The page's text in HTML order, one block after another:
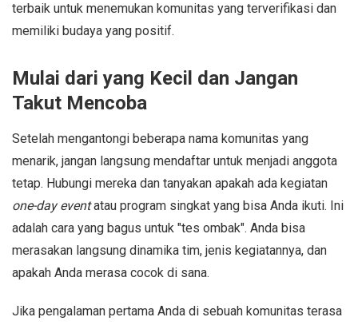
terbaik untuk menemukan komunitas yang terverifikasi dan
memiliki budaya yang positif.
Mulai dari yang Kecil dan Jangan
Takut Mencoba
Setelah mengantongi beberapa nama komunitas yang
menarik, jangan langsung mendaftar untuk menjadi anggota
tetap. Hubungi mereka dan tanyakan apakah ada kegiatan
one-day eventatau program singkat yang bisa Anda ikuti. Ini
adalah cara yang bagus untuk "tes ombak". Anda bisa
merasakan langsung dinamika tim, jenis kegiatannya, dan
apakah Anda merasa cocok di sana.
Jika pengalaman pertama Anda di sebuah komunitas terasa